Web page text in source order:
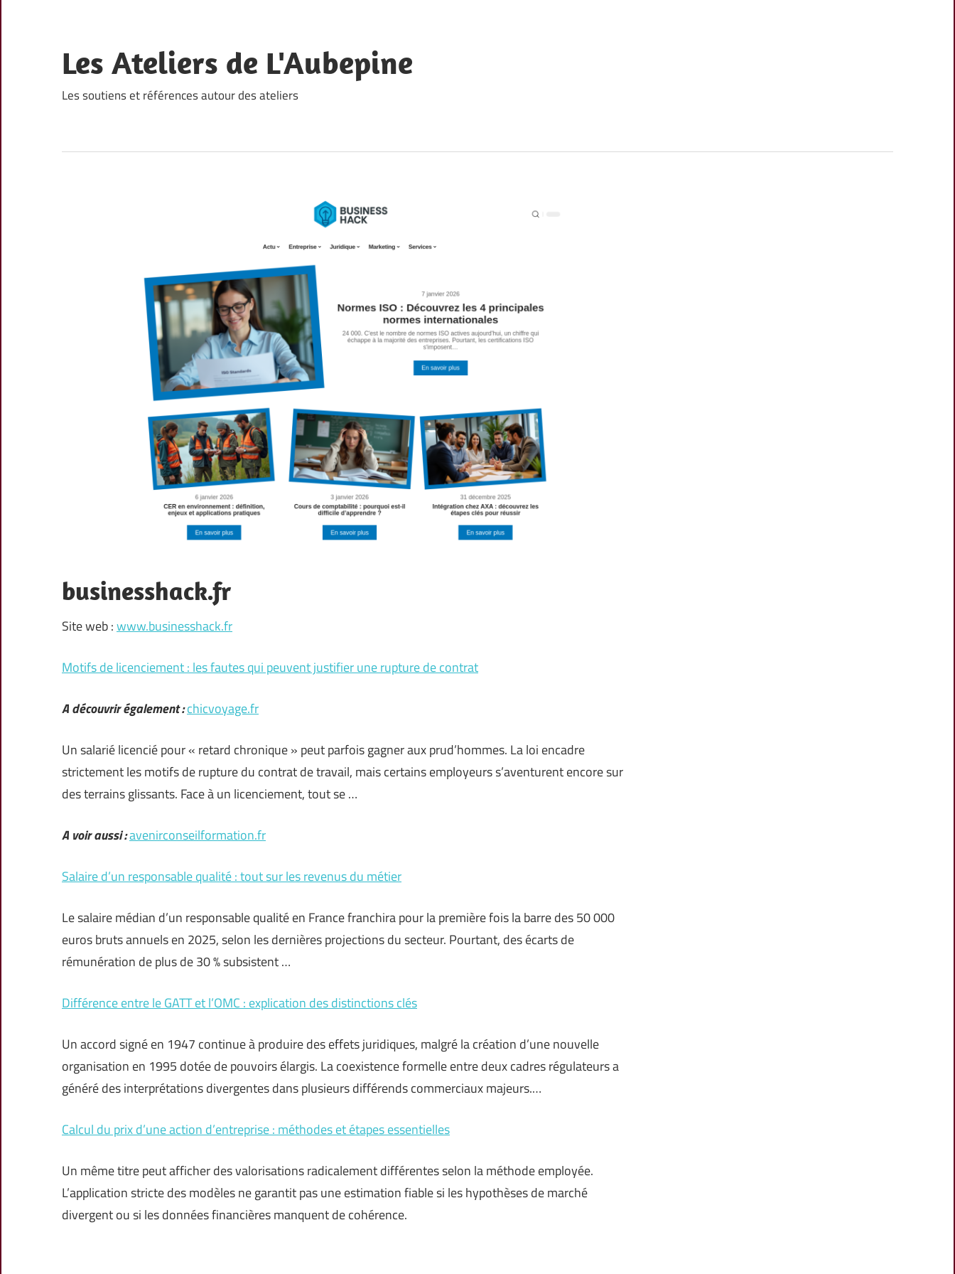
content
Les Ateliers de L'Aubepine
Les soutiens et références autour des ateliers
businesshack.fr
Site web :www.businesshack.fr
Motifs de licenciement : les fautes qui peuvent justifier une rupture de contrat
A découvrir également :chicvoyage.fr
Un salarié licencié pour « retard chronique » peut parfois gagner aux prud’hommes. La loi encadre
strictement les motifs de rupture du contrat de travail, mais certains employeurs s’aventurent encore sur
des terrains glissants. Face à un licenciement, tout se …
A voir aussi :avenirconseilformation.fr
Salaire d’un responsable qualité : tout sur les revenus du métier
Le salaire médian d’un responsable qualité en France franchira pour la première fois la barre des 50 000
euros bruts annuels en 2025, selon les dernières projections du secteur. Pourtant, des écarts de
rémunération de plus de 30 % subsistent …
Différence entre le GATT et l’OMC : explication des distinctions clés
Un accord signé en 1947 continue à produire des effets juridiques, malgré la création d’une nouvelle
organisation en 1995 dotée de pouvoirs élargis. La coexistence formelle entre deux cadres régulateurs a
généré des interprétations divergentes dans plusieurs différends commerciaux majeurs.…
Calcul du prix d’une action d’entreprise : méthodes et étapes essentielles
Un même titre peut afficher des valorisations radicalement différentes selon la méthode employée.
L’application stricte des modèles ne garantit pas une estimation fiable si les hypothèses de marché
divergent ou si les données financières manquent de cohérence.